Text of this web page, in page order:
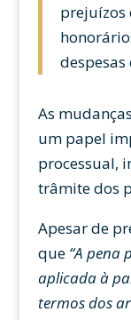
prejuízos
As
um papel
processual,
trâmite dos
Apesar de
que“A pena
aplicada à
termos dos